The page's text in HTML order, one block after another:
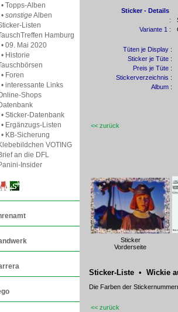
• Topps-Alben
• sonstigeAlben
Listen
Hamburg
• 09. Mai 2020
• Historie
• Foren
• interessante Links
Shops
• Sticker-Datenbank
• Ergänzugs-Listen
• KB-Sicherung
VOTING
an die DFL
Insider
Sticker - Details
:
Variante 1 :
Tüten je Display :
Sticker je Tüte :
Preis je Tüte :
Stickerverzeichnis :
Album :
<< zurück
Sticker
Vorderseite
Sticker-Liste • Wickie
Die Farben der
<< zurück